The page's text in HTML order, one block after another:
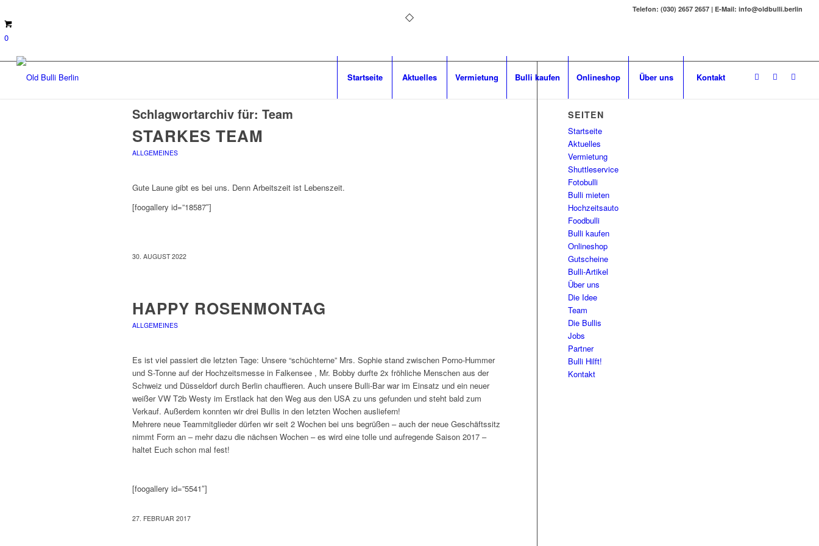
Telefon: (030) 2657 2657 | E-Mail: info@oldbulli.berlin
0
Startseite Aktuelles Vermietung Bulli kaufen Onlineshop Über uns Kontakt
Schlagwortarchiv für: Team
STARKES TEAM
ALLGEMEINES
Gute Laune gibt es bei uns. Denn Arbeitszeit ist Lebenszeit.
[foogallery id=”18587″]
30. AUGUST 2022
HAPPY ROSENMONTAG
ALLGEMEINES
Es ist viel passiert die letzten Tage: Unsere “schüchterne” Mrs. Sophie stand zwischen Porno-Hummer
und S-Tonne auf der Hochzeitsmesse in Falkensee , Mr. Bobby durfte 2x fröhliche Menschen aus der
Schweiz und Düsseldorf durch Berlin chauffieren. Auch unsere Bulli-Bar war im Einsatz und ein neuer
weißer VW T2b Westy im Erstlack hat den Weg aus den USA zu uns gefunden und steht bald zum
Verkauf. Außerdem konnten wir drei Bullis in den letzten Wochen ausliefern!
Mehrere neue Teammitglieder dürfen wir seit 2 Wochen bei uns begrüßen – auch der neue Geschäftssitz
nimmt Form an – mehr dazu die nächsen Wochen – es wird eine tolle und aufregende Saison 2017 –
haltet Euch schon mal fest!
[foogallery id=”5541″]
27. FEBRUAR 2017
SEITEN
Startseite
Aktuelles
Vermietung
Shuttleservice
Fotobulli
Bulli mieten
Hochzeitsauto
Foodbulli
Bulli kaufen
Onlineshop
Gutscheine
Bulli-Artikel
Über uns
Die Idee
Team
Die Bullis
Jobs
Partner
Bulli Hilft!
Kontakt